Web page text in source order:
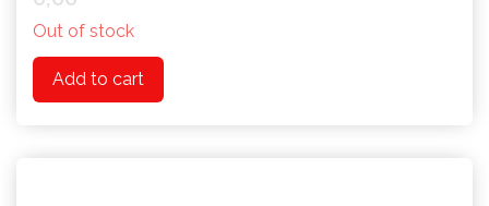
Out of stock
Add to cart